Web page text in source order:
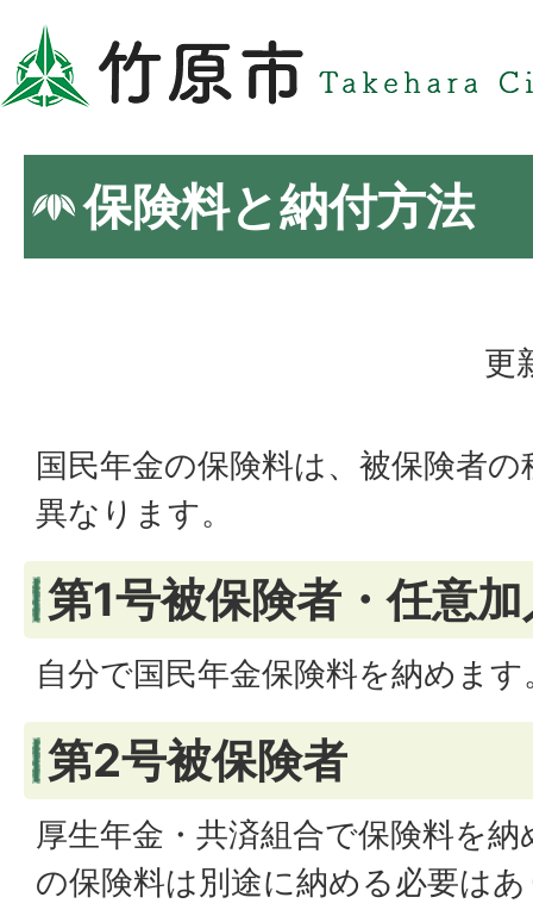
保険料と納付方法
更
国民年金の保険料は、被保険者
異なります。
第1号被保険者・任意
自分で国民年金保険料を納めます
第2号被保険者
厚生年金・共済組合で保険料を
の保険料は別途に納める必要は